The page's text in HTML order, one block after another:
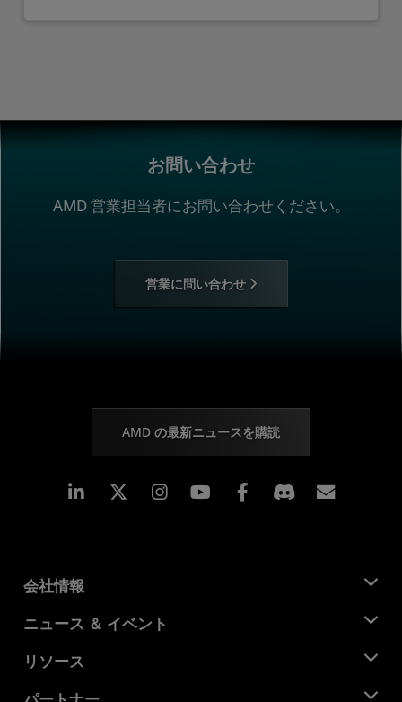
お問い合わせ
AMD 営業担当者にお問い合わせください。
営業に問い合わせ
AMD の最新ニュースを購読
Linkedin Instagram Facebook
会社情報
AMD について
企業責任
キャリア
ニュース ＆ イベント
ニュースルーム
リソース
デベロッパー セントラル